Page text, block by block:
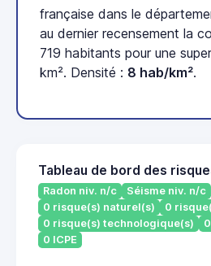
française dans le
au dernier recensement la
719 habitants pour une
km². Densité : 8 hab/km².
Tableau de bord des
Radon niv. n/c
Séisme niv. n/c
0 risque(s) naturel(s)
0
0 risque(s) technologique(s)
0 ICPE